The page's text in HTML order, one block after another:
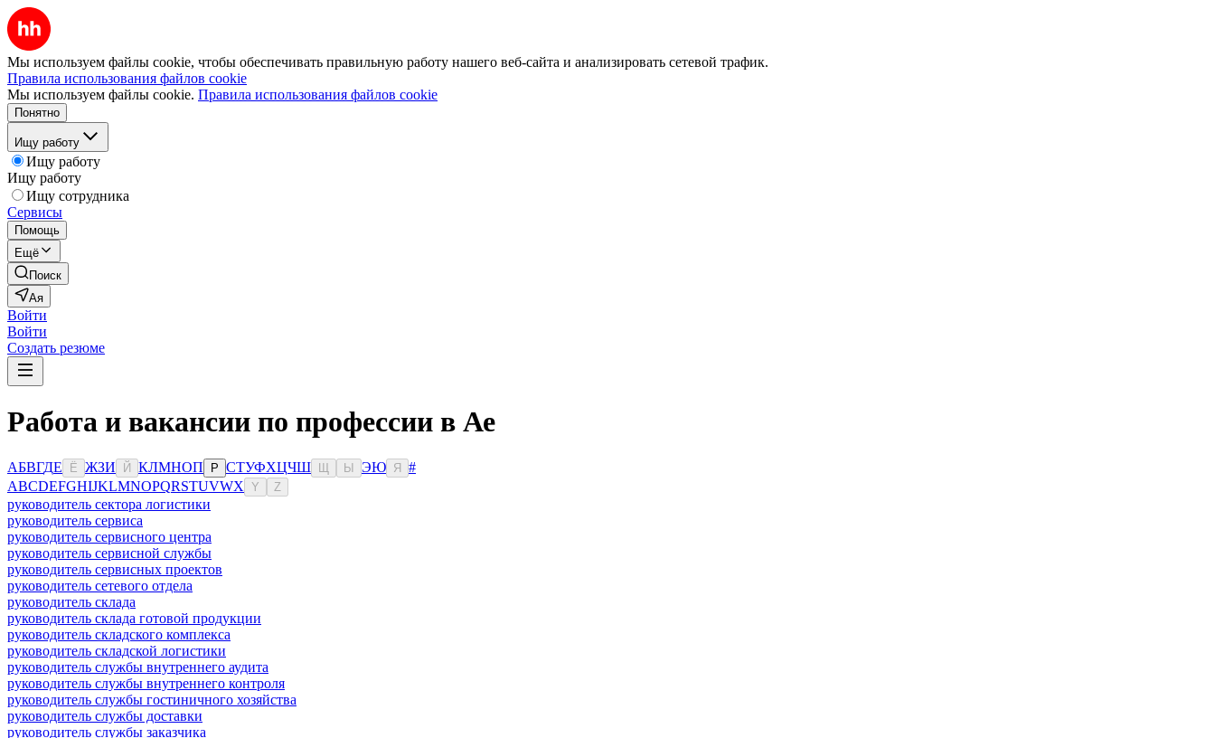
Мы используем файлы cookie, чтобы обеспечивать правильную работу нашего веб-сайта и анализировать сетевой трафик.
Правила использования файлов cookie
Мы используем файлы cookie. Правила использования файлов cookie
Понятно
Ищу работу
Ищу работу
Ищу работу
Ищу сотрудника
Сервисы
Помощь
Ещё
Поиск
Ая
Войти
Войти
Создать резюме
Работа и вакансии по профессии в Ае
АБВГДЕ Ё ЖЗИ Й КЛМНОП Р СТУФХЦЧШ Ы ЭЮ Я
#
ABCDEFGHIJKLMNOPQRSTUVWX Y Z
руководитель сектора логистики
руководитель сервиса
руководитель сервисного центра
руководитель сервисной службы
руководитель сервисных проектов
руководитель сетевого отдела
руководитель склада
руководитель склада готовой продукции
руководитель складского комплекса
руководитель складской логистики
руководитель службы внутреннего аудита
руководитель службы внутреннего контроля
руководитель службы гостиничного хозяйства
руководитель службы доставки
руководитель службы заказчика